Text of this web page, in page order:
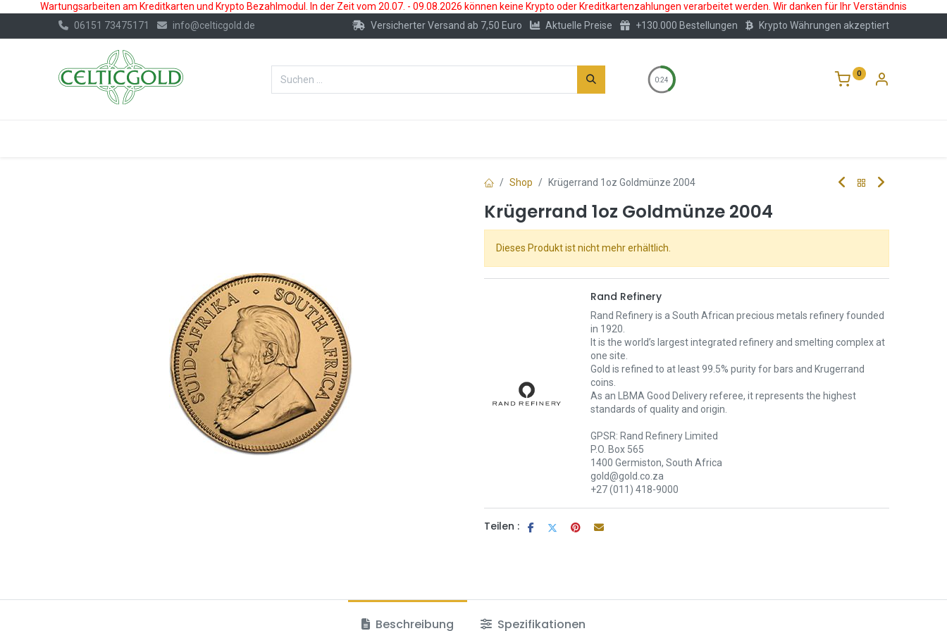
Wartungsarbeiten am Kreditkarten und Krypto Bezahlmodul. In der Zeit vom 20.07. - 09.08.2026 können keine Krypto oder Kreditkartenzahlungen verarbeitet werden. Wir danken für Ihr Verständnis
06151 73475171
info@celticgold.de Versicherter Versand ab 7,50 Euro Aktuelle Preise +130.000 Bestellungen Krypto Währungen akzeptiert
0:24
0
Shop Krügerrand 1oz Goldmünze 2004
Krügerrand 1oz Goldmünze 2004
Dieses Produkt ist nicht mehr erhältlich.
Rand Refinery
Rand Refinery is a South African precious metals refinery founded
in 1920.
It is the world’s largest integrated refinery and smelting complex at
one site.
Gold is refined to at least 99.5% purity for bars and Krugerrand
coins.
As an LBMA Good Delivery referee, it represents the highest
standards of quality and origin.
GPSR: Rand Refinery Limited
P.O. Box 565
1400 Germiston, South Africa
gold@gold.co.za
+27 (011) 418-9000
Teilen :
Beschreibung Spezifikationen